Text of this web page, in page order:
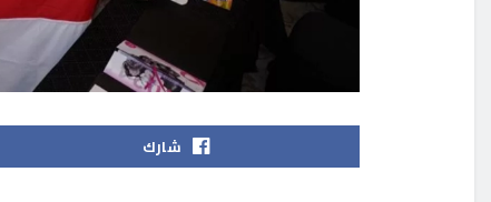
شارك